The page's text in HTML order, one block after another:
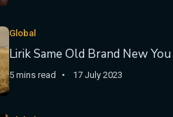
Global
Lirik Same Old Brand New You
5 mins read 17 July 2023